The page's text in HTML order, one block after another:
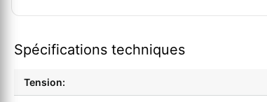
Spécifications techniques
Tension: